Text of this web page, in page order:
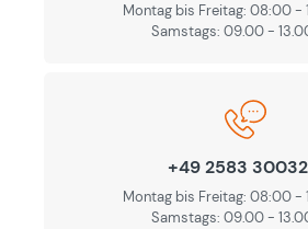
Montag bis Freitag: 08:00 -
Samstags: 09.00 -
+49 2583
Montag bis Freitag: 08:00 -
Samstags: 09.00 -